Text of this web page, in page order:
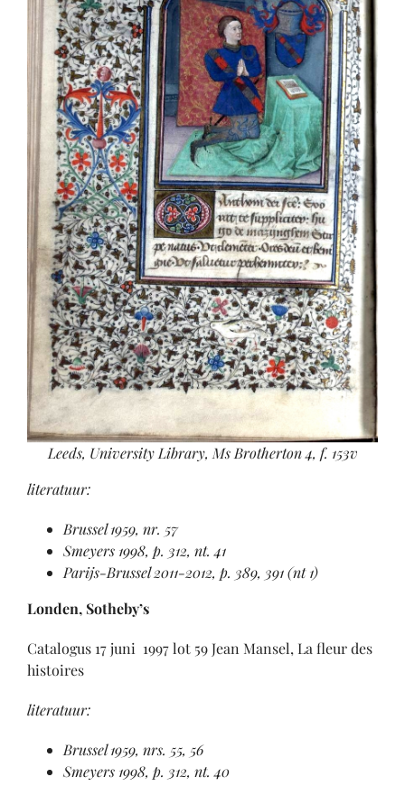
Leeds, University Library, Ms Brotherton 4, f. 153v
literatuur:
Brussel 1959, nr. 57
Smeyers 1998, p. 312, nt. 41
Parijs-Brussel 2011-2012, p. 389, 391 (nt 1)
Londen, Sotheby’s
Catalogus 17 juni 1997lot 59 Jean Mansel, La fleur des
histoires
literatuur:
Brussel 1959, nrs. 55, 56
Smeyers 1998, p. 312, nt. 40